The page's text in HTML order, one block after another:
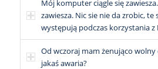
Mój komputer ciągle się
zawiesza. Nic sie nie da zrobic,
występują podczas korzystania
Od wczoraj mam żenująco
jakaś awaria?